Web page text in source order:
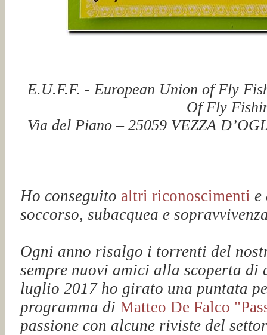
E.U.F.F. - European Union of Fly
Of Fly
Via del Piano – 25059 VEZZA
Ho conseguito altri riconoscimenti e
soccorso, subacquea e
Ogni anno risalgo i torrenti del
sempre nuovi amici alla scoperta di
luglio 2017 ho girato una puntata
programma di Matteo De Falco
passione con alcune riviste del